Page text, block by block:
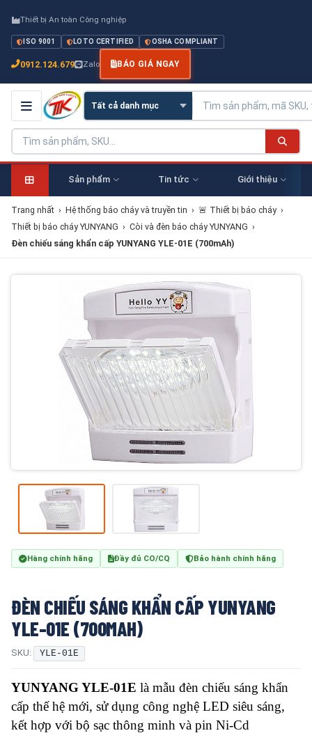
Thiết bị An toàn Công nghiệp
ISO 9001 LOTO CERTIFIED OSHA COMPLIANT
0912.124.679 Zalo BÁO GIÁ NGAY
Sản phẩm Tin tức Giới thiệu
Trang nhất › Hệ thống báo cháy và truyền tin › 🚨 Thiết bị báo cháy ›
Thiết bị báo cháy YUNYANG › Còi và đèn báo cháy YUNYANG ›
Đèn chiếu sáng khẩn cấp YUNYANG YLE-01E (700mAh)
Hàng chính hãng Đầy đủ CO/CQ Bảo hành chính hãng
ĐÈN CHIẾU SÁNG KHẨN CẤP YUNYANG
YLE-01E (700MAH)
SKU: YLE-01E
YUNYANG YLE-01E là mẫu đèn chiếu sáng khẩn
cấp thế hệ mới, sử dụng công nghệ LED siêu sáng,
kết hợp với bộ sạc thông minh và pin Ni-Cd